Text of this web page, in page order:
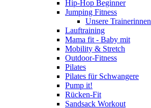
Hip-Hop Beginner
Jumping Fitness
Unsere Trainerinnen
Lauftraining
Mama fit - Baby mit
Mobility & Stretch
Outdoor-Fitness
Pilates
Pilates für Schwangere
Pump it!
Rücken-Fit
Sandsack Workout